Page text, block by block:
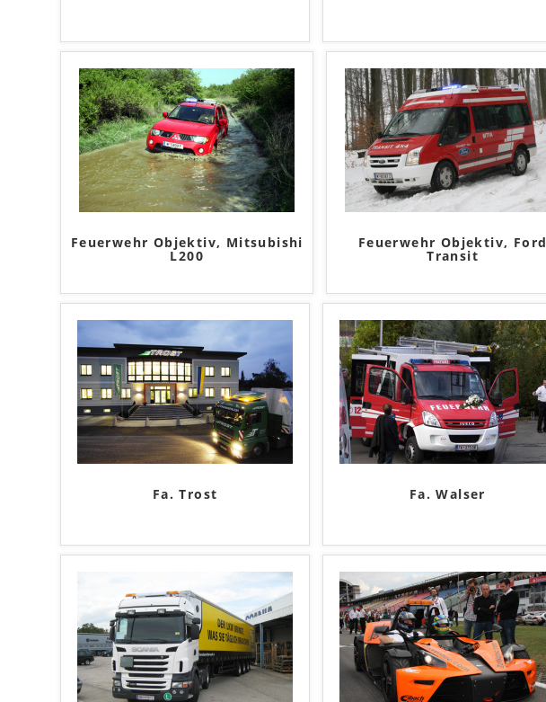
Feuerwehr Objektiv, Mitsubishi
L200
Feuerwehr Objektiv, Ford
Transit
Fa. Trost Fa. Walser